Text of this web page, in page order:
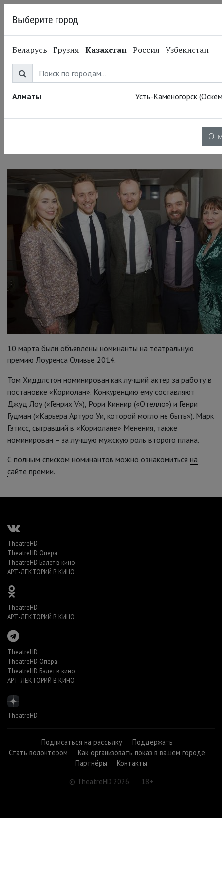
11.03.2014 Национальный театр
National Theatre Live:
Кориолан. Номинации
на премию Лоуренса
10 марта были объявлены номинанты на театральную
премию Лоуренса Оливье 2014.
Том Хиддлстон номинирован как лучший актер за работу в
постановке «Кориолан». Конкуренцию ему составляют
Джуд Лоу («Генрих V»), Рори Киннир («Отелло») и Генри
Гудман («Карьера Артуро Уи, которой могло не быть»). Марк
Гэтисс, сыгравший в «Кориолане» Менения, также
номинирован – за лучшую мужскую роль второго плана.
С полным списком номинантов можно ознакомиться на
сайте премии.
TheatreHD
TheatreHD Опера
TheatreHD Балет в кино
АРТ-ЛЕКТОРИЙ В КИНО
TheatreHD
АРТ-ЛЕКТОРИЙ В КИНО
TheatreHD
TheatreHD Опера
TheatreHD Балет в кино
АРТ-ЛЕКТОРИЙ В КИНО
TheatreHD
Подписаться на рассылку
Поддержать
Стать волонтёром
Как организовать показ в вашем городе
Партнёры
Контакты
© TheatreHD 2026
18+
Выберите город
Беларусь Грузия Казахстан Россия Узбекистан
Алматы Усть-Каменогорск